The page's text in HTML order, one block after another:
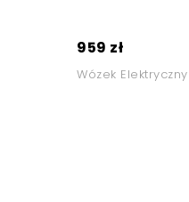
959 zł
Wózek